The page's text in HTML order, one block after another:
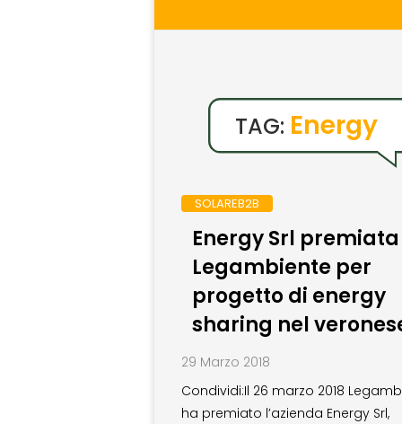
TAG: Energy
SOLAREB2B
Energy Srl
Legambiente per
progetto di energy
sharing nel
29 Marzo 2018
Condividi:Il 26 marzo 2018
ha premiato l’azienda Energy Srl,